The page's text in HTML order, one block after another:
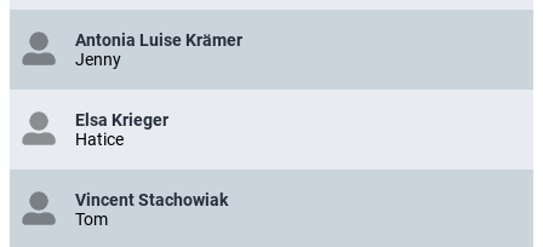
Antonia Luise Krämer
Jenny
Elsa Krieger
Hatice
Vincent Stachowiak
Tom